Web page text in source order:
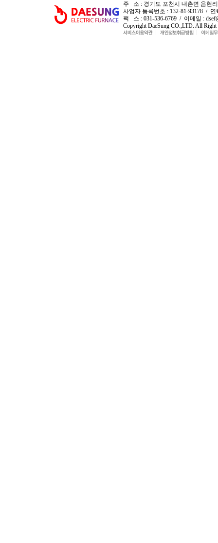
주 소 : 경기도 포천시 내촌면 음현
사업자 등록번호 : 132-81-93178 / 연
팩 스 : 031-536-6769 / 이메일 :
Copyright DaeSung CO.,LTD. All Right